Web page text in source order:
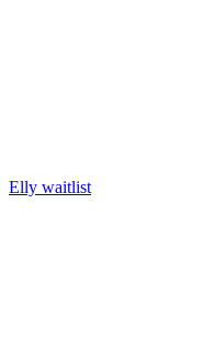
Elly waitlist